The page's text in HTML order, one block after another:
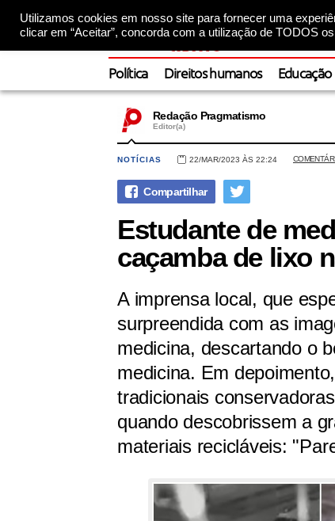
Utilizamos cookies em nosso site para fornecer uma
clicar em “Aceitar”, concorda com a utilização de TODOS
Política Direitos humanos Educação
Redação Pragmatismo
Editor(a)
NOTÍCIAS 22/MAR/2023 ÀS 22:24
Estudante de
caçamba de lixo
A imprensa local, que
surpreendida com as
medicina, descartando o
medicina. Em
tradicionais
quando descobrissem a
materiais recicláveis: